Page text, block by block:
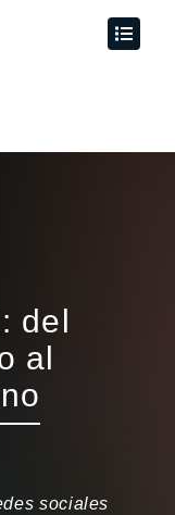
del
al
sociales